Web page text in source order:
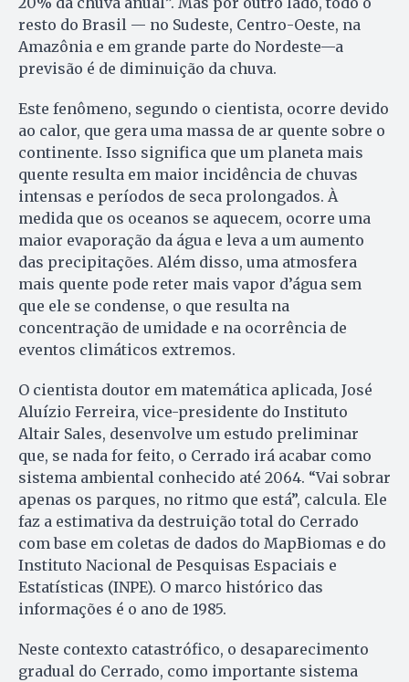
resto do Brasil — no Sudeste, Centro-Oeste, na
Amazônia e em grande parte do Nordeste—a
previsão é de diminuição da chuva.
Este fenômeno, segundo o cientista, ocorre devido
ao calor, que gera uma massa de ar quente sobre o
continente. Isso significa que um planeta mais
quente resulta em maior incidência de chuvas
intensas e períodos de seca prolongados. À
medida que os oceanos se aquecem, ocorre uma
maior evaporação da água e leva a um aumento
das precipitações. Além disso, uma atmosfera
mais quente pode reter mais vapor d’água sem
que ele se condense, o que resulta na
concentração de umidade e na ocorrência de
eventos climáticos extremos.
O cientista doutor em matemática aplicada, José
Aluízio Ferreira, vice-presidente do Instituto
Altair Sales, desenvolve um estudo preliminar
que, se nada for feito, o Cerrado irá acabar como
sistema ambiental conhecido até 2064. “Vai sobrar
apenas os parques, no ritmo que está”, calcula. Ele
faz a estimativa da destruição total do Cerrado
com base em coletas de dados do MapBiomas e do
Instituto Nacional de Pesquisas Espaciais e
Estatísticas (INPE). O marco histórico das
informações é o ano de 1985.
Neste contexto catastrófico, o desaparecimento
gradual do Cerrado, como importante sistema